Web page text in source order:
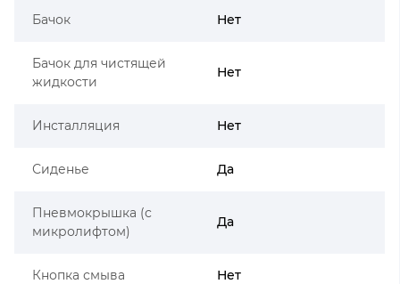
Бачок Нет
Бачок для чистящей
жидкости
Нет
Инсталляция Нет
Сиденье Да
Пневмокрышка (с
микролифтом)
Да
Кнопка смыва Нет